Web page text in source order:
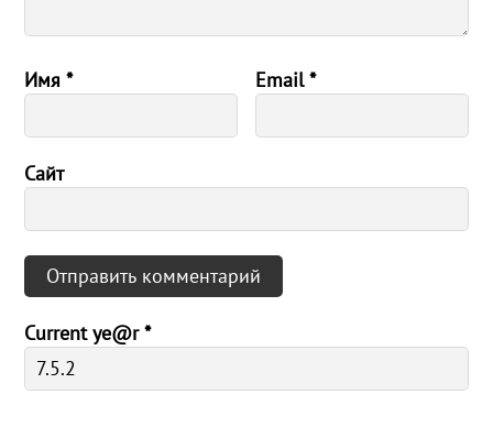
Имя* Email*
Сайт
Current ye@r*